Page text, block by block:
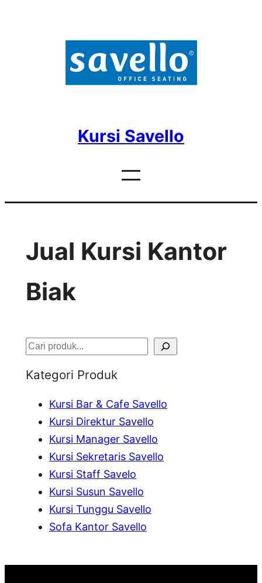
Kursi Savello
Jual Kursi Kantor
Biak
S
Kategori Produk
Kursi Bar & Cafe Savello
Kursi Direktur Savello
Kursi Manager Savello
Kursi Sekretaris Savello
Kursi Staff Savelo
Kursi Susun Savello
Kursi Tunggu Savello
Sofa Kantor Savello